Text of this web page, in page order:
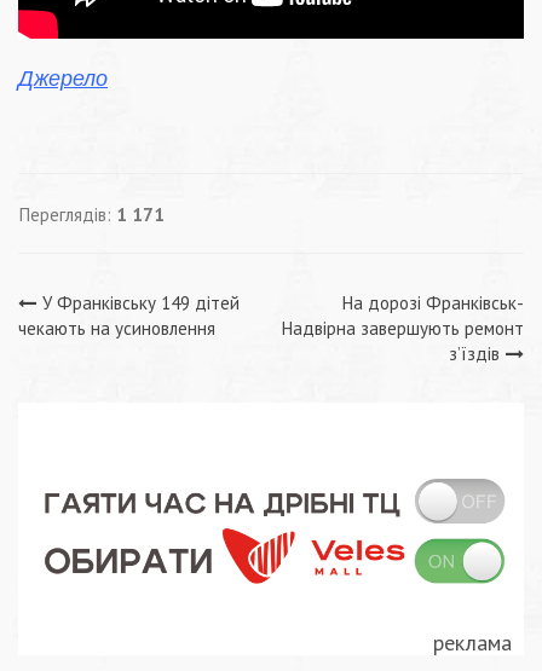
Джерело
Переглядів: 1 171
Навігація
У Франківську 149 дітей
чекають на усиновлення
На дорозі Франківськ-
Надвірна завершують ремонт
з’їздів